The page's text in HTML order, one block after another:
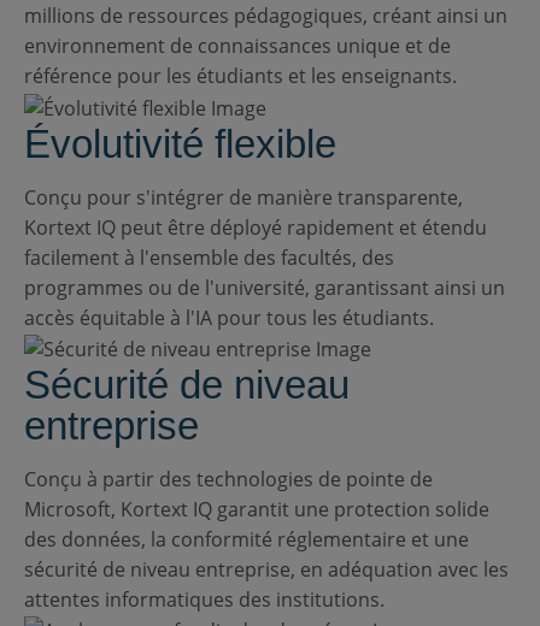
millions de ressources pédagogiques, créant ainsi un
environnement de connaissances unique et de
référence pour les étudiants et les enseignants.
Évolutivité flexible
Conçu pour s'intégrer de manière transparente,
Kortext IQ peut être déployé rapidement et étendu
facilement à l'ensemble des facultés, des
programmes ou de l'université, garantissant ainsi un
accès équitable à l'IA pour tous les étudiants.
Sécurité de niveau
entreprise
Conçu à partir des technologies de pointe de
Microsoft, Kortext IQ garantit une protection solide
des données, la conformité réglementaire et une
sécurité de niveau entreprise, en adéquation avec les
attentes informatiques des institutions.